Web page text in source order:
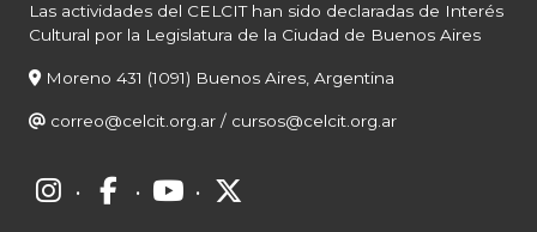
Las actividades del CELCIT han sido declaradas de Interés
Cultural por la Legislatura de la Ciudad de Buenos Aires
Moreno 431 (1091) Buenos Aires, Argentina
correo@celcit.org.ar / cursos@celcit.org.ar
· · ·